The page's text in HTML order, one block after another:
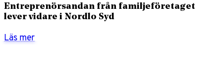
Entreprenörsandan från familjeföretaget
lever vidare i Nordlo Syd
Läs mer